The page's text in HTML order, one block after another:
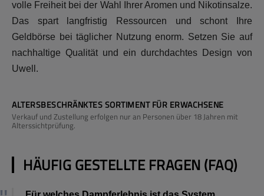
volle Freiheit bei der Wahl Ihrer Aromen und Nikotinsalze.
Das spart langfristig Ressourcen und schont Ihre
Geldbörse bei täglicher Nutzung enorm. Setzen Sie auf
nachhaltige Qualität und ein durchdachtes Design von
Uwell.
ALTERSBESCHRÄNKTES SORTIMENT FÜR ERWACHSENE
Verkauf und Zustellung erfolgen nur an Personen über 18 Jahren mit
Alterssichtprüfung.
HÄUFIG GESTELLTE FRAGEN (FAQ)